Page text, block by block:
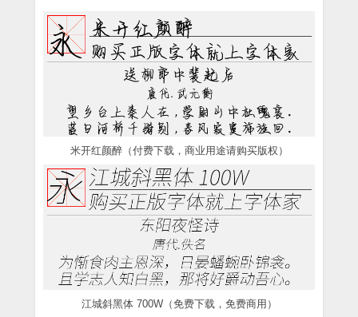
米开红颜醉（付费下载，商业用途请购买版权）
江城斜黑体 700W（免费下载，免费商用）